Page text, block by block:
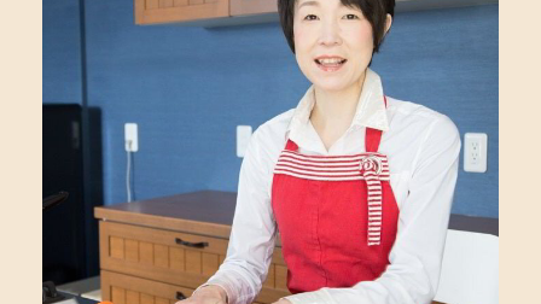
は、簡単なものから始めて徐々に増やしていくので、
英語が苦手な方でも安心して受講できます。